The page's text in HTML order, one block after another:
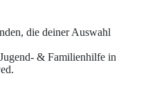
die deiner Auswahl
& Familienhilfe in